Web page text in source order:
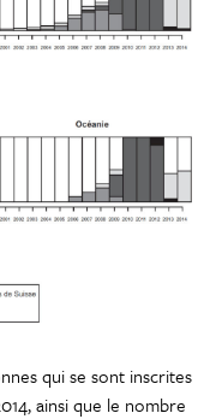
qui se sont inscrites
ainsi que le nombre